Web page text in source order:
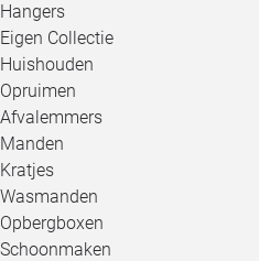
Hangers
Eigen Collectie
Huishouden
Opruimen
Afvalemmers
Manden
Kratjes
Wasmanden
Opbergboxen
Schoonmaken